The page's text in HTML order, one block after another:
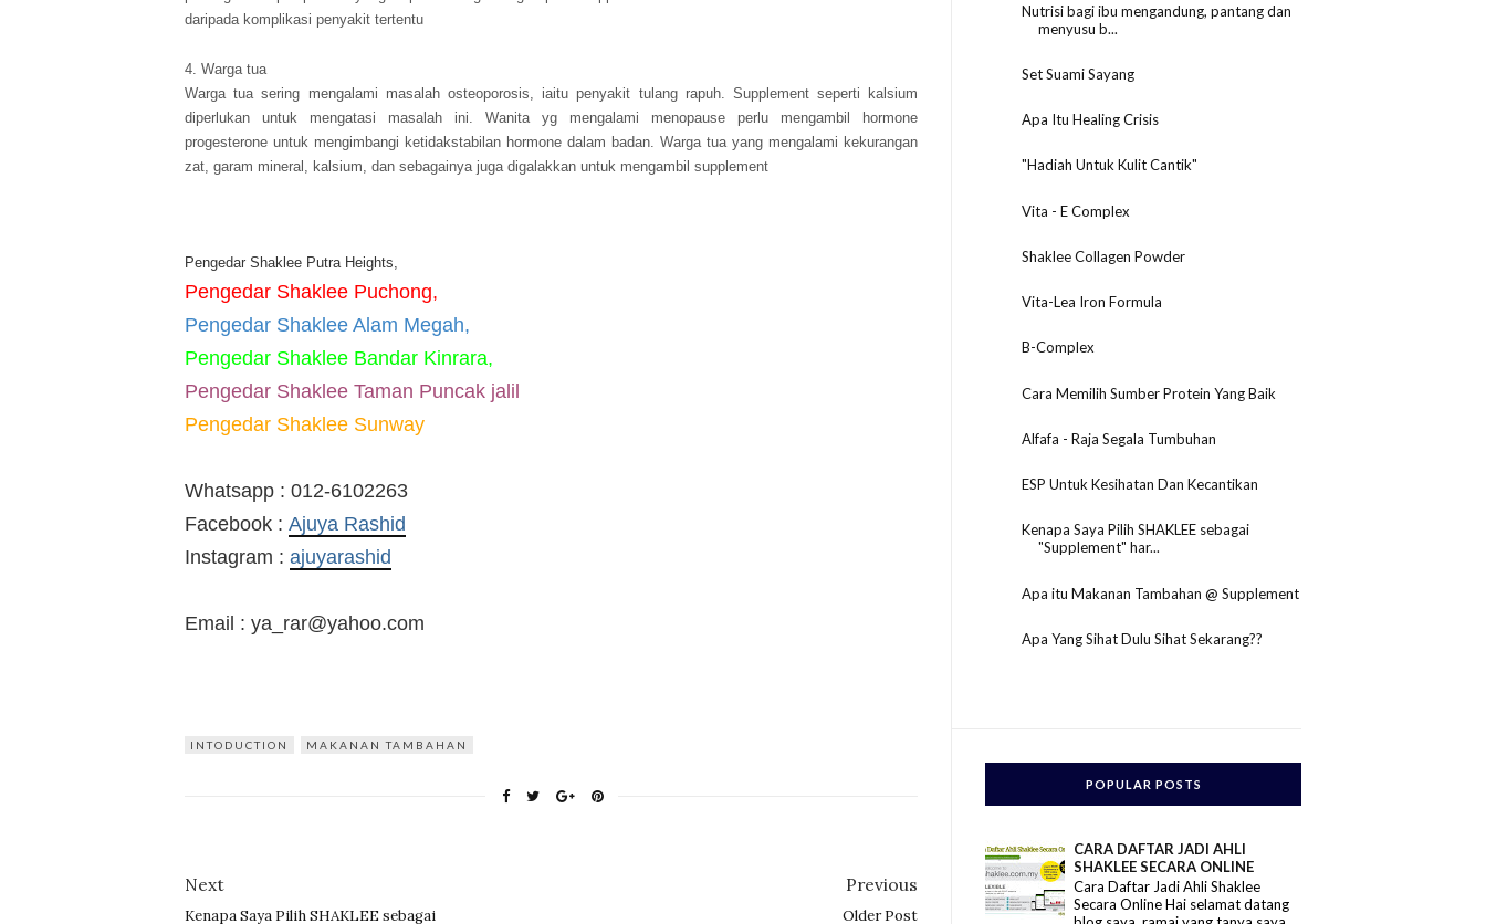
daripada komplikasi penyakit tertentu
4. Warga tua
Warga tua sering mengalami masalah osteoporosis, iaitu penyakit tulang rapuh. Supplement seperti kalsium
diperlukan untuk mengatasi masalah ini. Wanita yg mengalami menopause perlu mengambil hormone
progesterone untuk mengimbangi ketidakstabilan hormone dalam badan. Warga tua yang mengalami kekurangan
zat, garam mineral, kalsium, dan sebagainya juga digalakkan untuk mengambil supplement
Pengedar Shaklee Putra Heights,
Pengedar Shaklee Puchong,
Pengedar Shaklee Alam Megah,
Pengedar Shaklee Bandar Kinrara,
Pengedar Shaklee Taman Puncak jalil
Pengedar Shaklee Sunway
Whatsapp : 012-6102263
Facebook : Ajuya Rashid
Instagram : ajuyarashid
Email : ya_rar@yahoo.com
INTODUCTION MAKANAN TAMBAHAN
Next
Kenapa Saya Pilih SHAKLEE sebagai
Previous
Older Post
Nutrisi bagi ibu mengandung, pantang dan
menyusu b...
Set Suami Sayang
Apa Itu Healing Crisis
"Hadiah Untuk Kulit Cantik"
Vita - E Complex
Shaklee Collagen Powder
Vita-Lea Iron Formula
B-Complex
Cara Memilih Sumber Protein Yang Baik
Alfafa - Raja Segala Tumbuhan
ESP Untuk Kesihatan Dan Kecantikan
Kenapa Saya Pilih SHAKLEE sebagai
"Supplement" har...
Apa itu Makanan Tambahan @ Supplement
Apa Yang Sihat Dulu Sihat Sekarang??
POPULAR POSTS
CARA DAFTAR JADI AHLI
SHAKLEE SECARA ONLINE
Cara Daftar Jadi Ahli Shaklee
Secara Online Hai selamat datang